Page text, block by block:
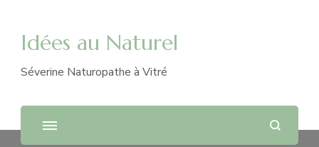
Idées au Naturel
Séverine Naturopathe à Vitré